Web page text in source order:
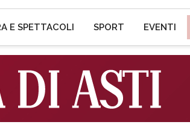
E SPETTACOLI SPORT EVENTI